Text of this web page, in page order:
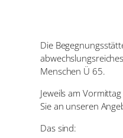
Die
Menschen Ü 65.
Jeweils am
Sie an unseren
Das sind: